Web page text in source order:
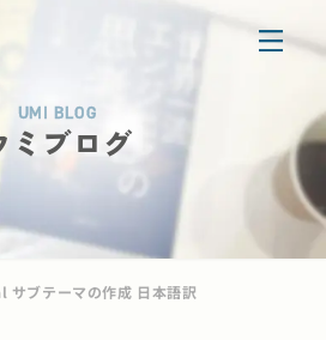
UMI BLOG
ミブログ
サブテーマの作成 日本語訳